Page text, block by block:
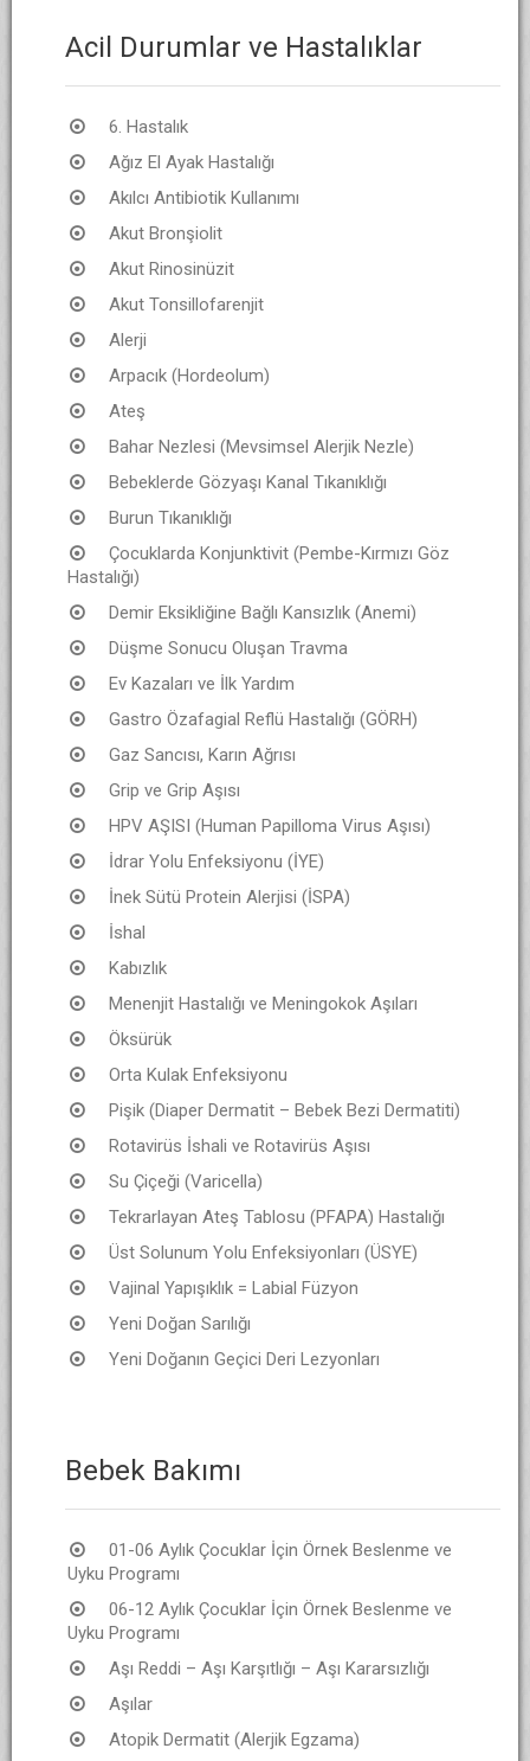
Acil Durumlar ve Hastalıklar
6. Hastalık
Ağız El Ayak Hastalığı
Akılcı Antibiotik Kullanımı
Akut Bronşiolit
Akut Rinosinüzit
Akut Tonsillofarenjit
Alerji
Arpacık (Hordeolum)
Ateş
Bahar Nezlesi (Mevsimsel Alerjik Nezle)
Bebeklerde Gözyaşı Kanal Tıkanıklığı
Burun Tıkanıklığı
Çocuklarda Konjunktivit (Pembe-Kırmızı Göz
Hastalığı)
Demir Eksikliğine Bağlı Kansızlık (Anemi)
Düşme Sonucu Oluşan Travma
Ev Kazaları ve İlk Yardım
Gastro Özafagial Reflü Hastalığı (GÖRH)
Gaz Sancısı, Karın Ağrısı
Grip ve Grip Aşısı
HPV AŞISI (Human Papilloma Virus Aşısı)
İdrar Yolu Enfeksiyonu (İYE)
İnek Sütü Protein Alerjisi (İSPA)
İshal
Kabızlık
Menenjit Hastalığı ve Meningokok Aşıları
Öksürük
Orta Kulak Enfeksiyonu
Pişik (Diaper Dermatit – Bebek Bezi Dermatiti)
Rotavirüs İshali ve Rotavirüs Aşısı
Su Çiçeği (Varicella)
Tekrarlayan Ateş Tablosu (PFAPA) Hastalığı
Üst Solunum Yolu Enfeksiyonları (ÜSYE)
Vajinal Yapışıklık = Labial Füzyon
Yeni Doğan Sarılığı
Yeni Doğanın Geçici Deri Lezyonları
Bebek Bakımı
01-06 Aylık Çocuklar İçin Örnek Beslenme ve
Uyku Programı
06-12 Aylık Çocuklar İçin Örnek Beslenme ve
Uyku Programı
Aşı Reddi – Aşı Karşıtlığı – Aşı Kararsızlığı
Aşılar
Atopik Dermatit (Alerjik Egzama)